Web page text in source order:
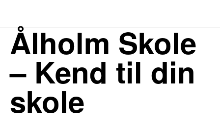
Ålholm Skole
– Kend til din
skole